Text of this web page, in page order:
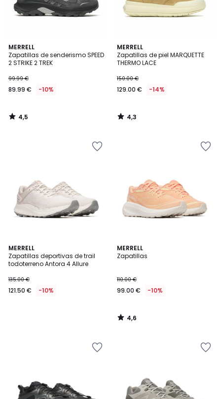
MERRELL
Zapatillas de senderismo SPEED
2 STRIKE 2 TREK
99.99 €
89.99 € -10%
4,5
/ 5
4,5
/
MERRELL
Zapatillas de piel MARQUETTE
THERMO LACE
150.00 €
129.00 € -14%
4,3
/ 5
4,3
/
MERRELL
Zapatillas deportivas de trail
todoterreno Antora 4 Allure
135.00 €
121.50 € -10%
MERRELL
Zapatillas
110.00 €
99.00 € -10%
4,6
/ 5
4,6
/